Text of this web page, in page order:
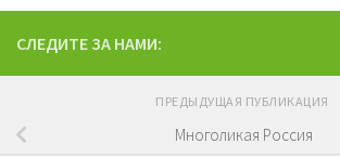
СЛЕДИТЕ ЗА НАМИ:
ПРЕДЫДУЩАЯ ПУБЛИКАЦИЯ
Многоликая Россия